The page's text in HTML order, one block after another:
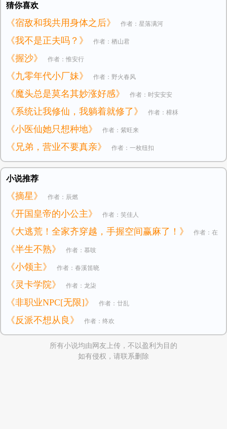
猜你喜欢
《宿敌和我共用身体之后》 作者：星落满河
《我不是正夫吗？》 作者：栖山君
《握沙》 作者：惟安行
《九零年代小厂妹》 作者：野火春风
《魔头总是莫名其妙涨好感》 作者：时安安安
《系统让我修仙，我躺着就修了》 作者：樟柇
《小医仙她只想种地》 作者：紫旺来
《兄弟，营业不要真亲》 作者：一枚纽扣
小说推荐
《摘星》 作者：辰燃
《开国皇帝的小公主》 作者：笑佳人
《大逃荒！全家齐穿越，手握空间赢麻了！》 作者：在
逃小公主
《半生不熟》 作者：慕吱
《小领主》 作者：春溪笛晓
《灵卡学院》 作者：龙柒
《非职业NPC[无限]》 作者：廿乱
《反派不想从良》 作者：终欢
所有小说均由网友上传，不以盈利为目的
如有侵权，请联系删除